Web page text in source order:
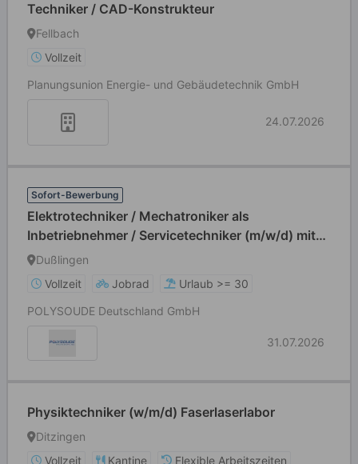
Techniker / CAD-Konstrukteur
Fellbach
Vollzeit
Planungsunion Energie- und Gebäudetechnik GmbH
24.07.2026
Sofort-Bewerbung
Elektrotechniker / Mechatroniker als
Inbetriebnehmer / Servicetechniker (m/w/d) mit
elektrotechnischem Hintergrund im Bereich
Dußlingen
Vollzeit
Jobrad
Urlaub >= 30
POLYSOUDE Deutschland GmbH
31.07.2026
Physiktechniker (w/m/d) Faserlaserlabor
Ditzingen
Vollzeit
Kantine Flexible Arbeitszeiten